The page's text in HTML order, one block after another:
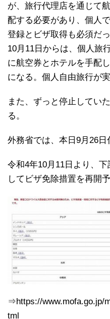
が、旅行代理店を通じて
配する必要があり、個人
登録とビザ取得も必須だっ
10月11日からは、個人旅
に航空券とホテルを手配
になる。個人自由旅行が実
また、ずっと停止してい
る。
外務省では、本日9月26日
令和4年10月11日より、
してビザ免除措置を再開予
⇒https://www.mofa.go.jp/
tml